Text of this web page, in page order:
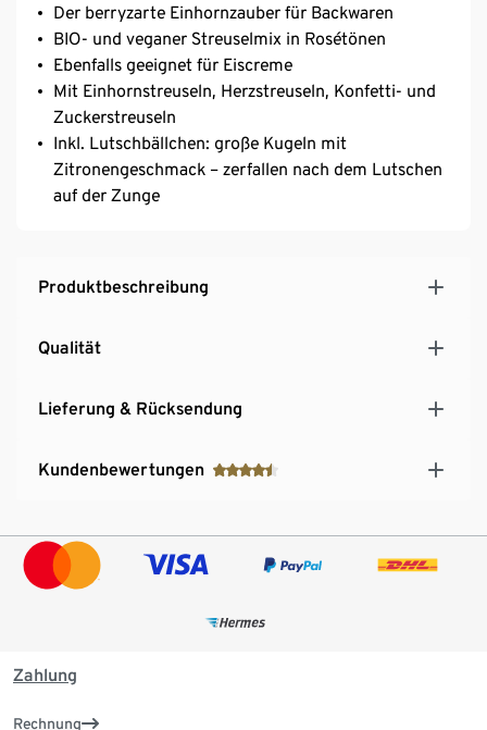
Der berryzarte Einhornzauber für Backwaren
BIO- und veganer Streuselmix in Rosétönen
Ebenfalls geeignet für Eiscreme
Mit Einhornstreuseln, Herzstreuseln, Konfetti- und
Zuckerstreuseln
Inkl. Lutschbällchen: große Kugeln mit
Zitronengeschmack – zerfallen nach dem Lutschen
auf der Zunge
Produktbeschreibung
Qualität
Lieferung & Rücksendung
Kundenbewertungen
Zahlung
Rechnung